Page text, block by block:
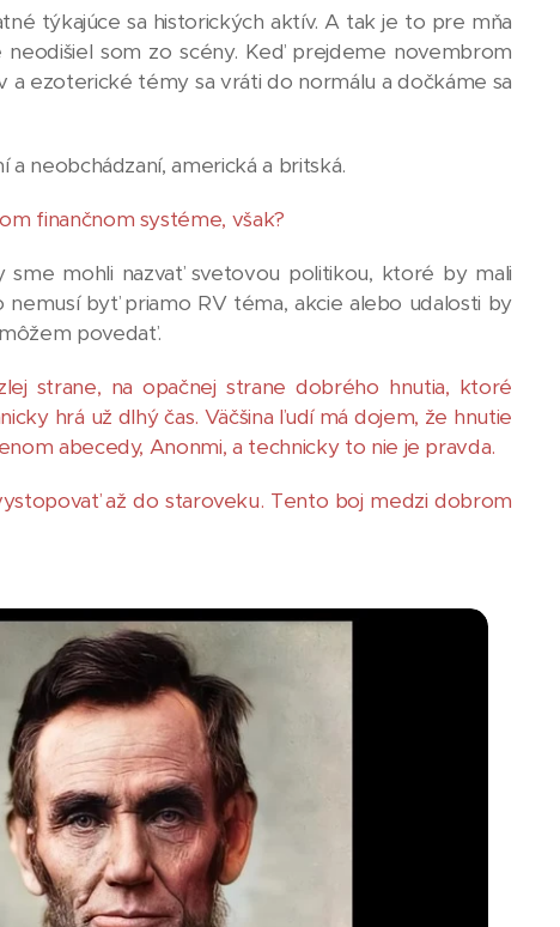
týkajúce sa historických aktív. A tak je to pre mňa
som zo scény. Keď prejdeme novembrom
a ezoterické témy sa vráti do normálu a dočkáme sa
neobchádzaní, americká a britská.
finančnom systéme, však?
mohli nazvať svetovou politikou, ktoré by mali
byť priamo RV téma, akcie alebo udalosti by
povedať.
strane, na opačnej strane dobrého hnutia, ktoré
hrá už dlhý čas. Väčšina ľudí má dojem, že hnutie
abecedy, Anonmi, a technicky to nie je pravda.
až do staroveku. Tento boj medzi dobrom